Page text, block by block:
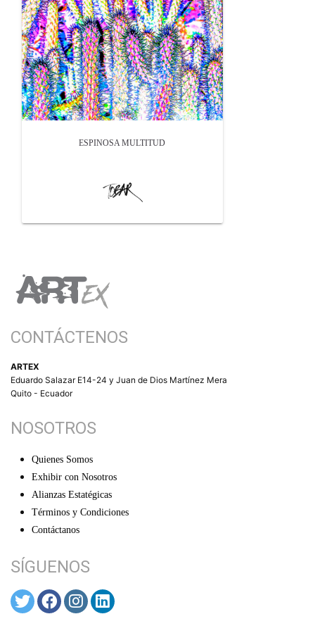
ESPINOSA MULTITUD
CONTÁCTENOS
ARTEX
Eduardo Salazar E14-24 y Juan de Dios Martínez Mera
Quito - Ecuador
NOSOTROS
Quienes Somos
Exhibir con Nosotros
Alianzas Estatégicas
Términos y Condiciones
Contáctanos
SÍGUENOS